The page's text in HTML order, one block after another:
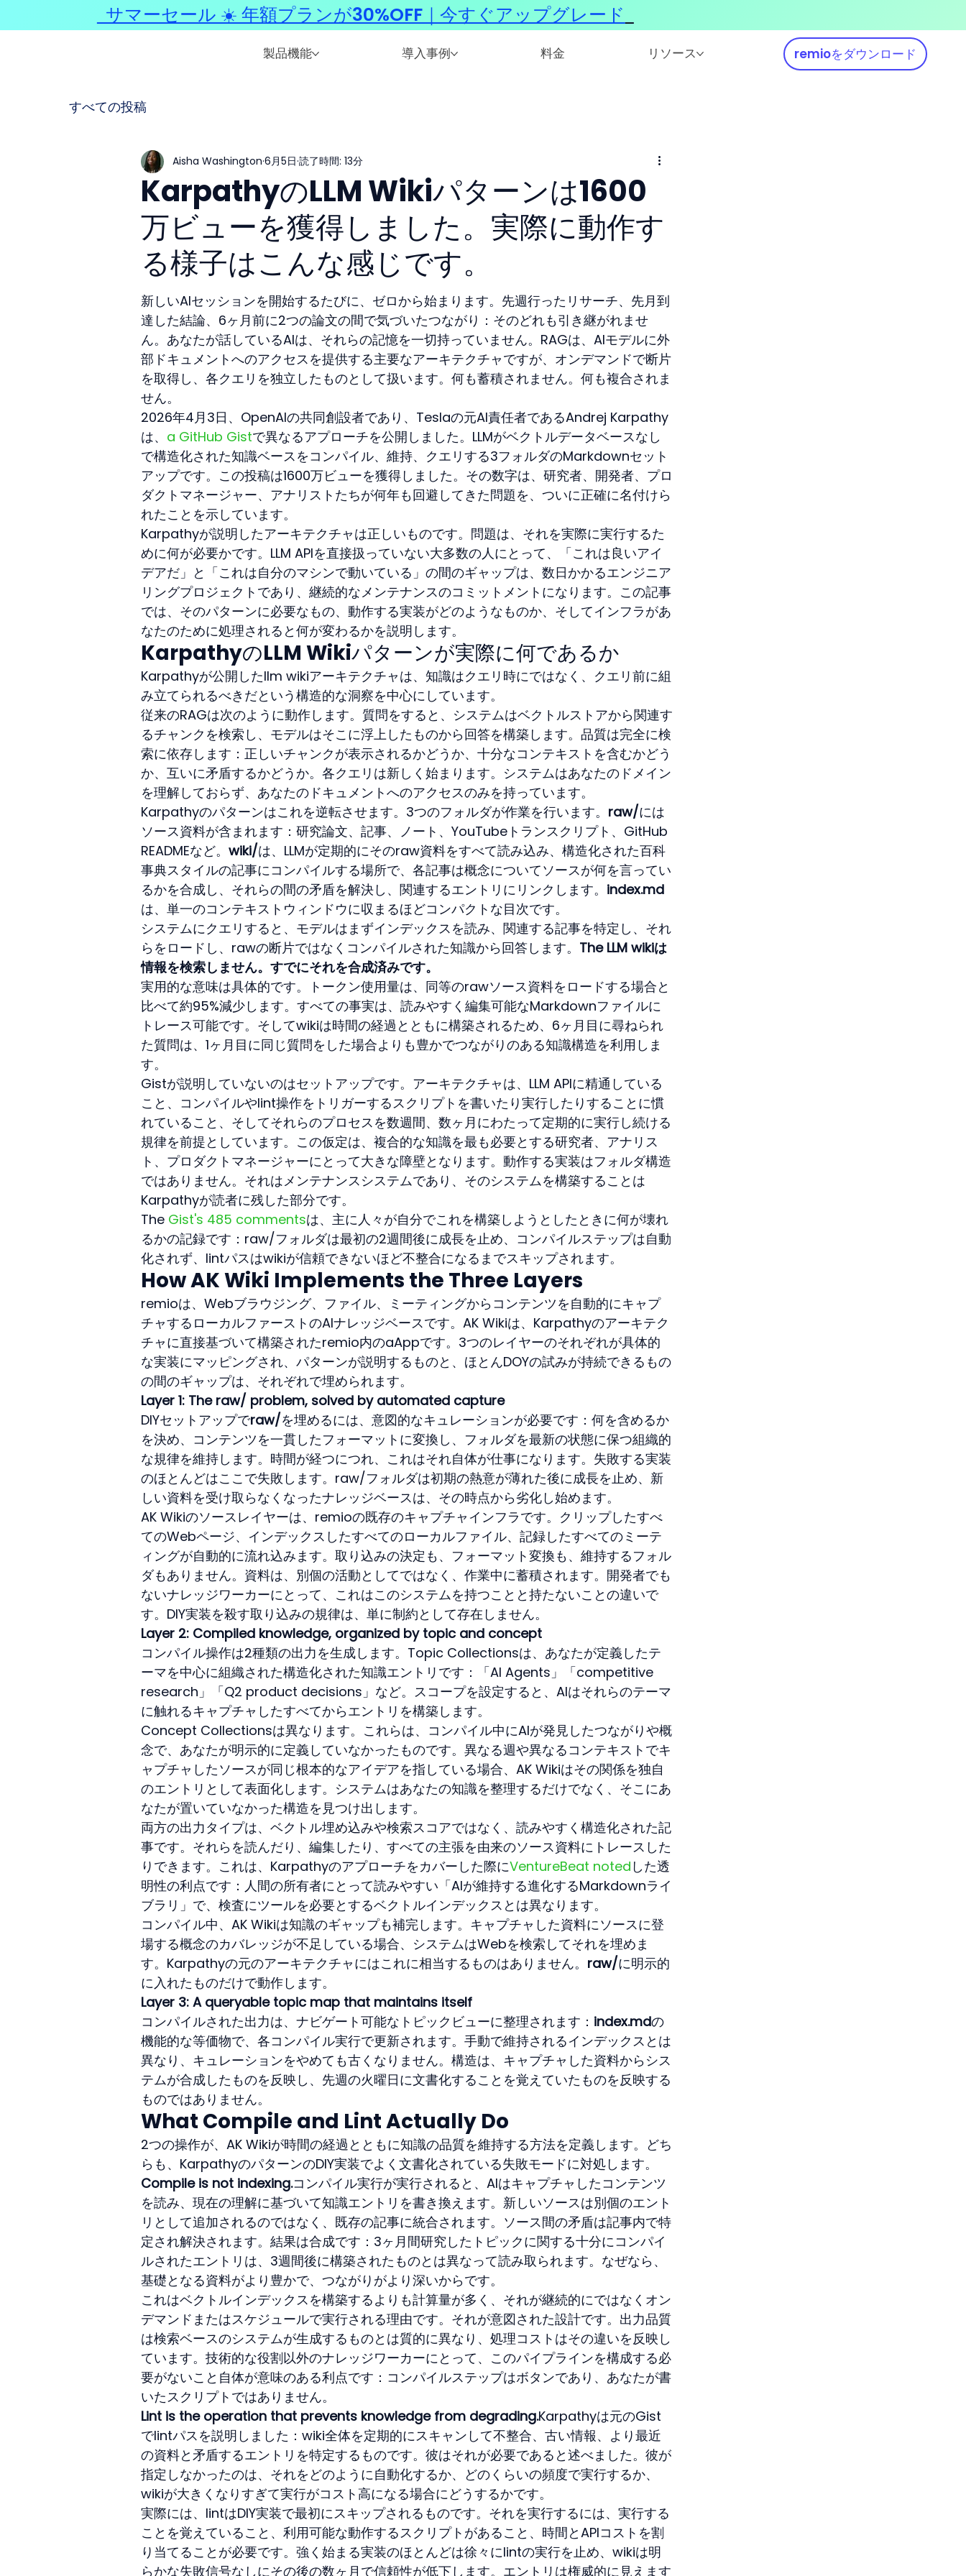
製品機能 導入事例 料金 リソース remioをダウンロード
すべての投稿
KarpathyのLLM Wikiパターンは1600
万ビューを獲得しました。実際に動作す
る様子はこんな感じです。
Aisha Washington 6月5日 読了時間: 13分
新しいAIセッションを開始するたびに、ゼロから始まります。先週行ったリサーチ、先月到
達した結論、6ヶ月前に2つの論文の間で気づいたつながり：そのどれも引き継がれませ
ん。あなたが話しているAIは、それらの記憶を一切持っていません。RAGは、AIモデルに外
部ドキュメントへのアクセスを提供する主要なアーキテクチャですが、オンデマンドで断片
を取得し、各クエリを独立したものとして扱います。何も蓄積されません。何も複合されま
せん。
2026年4月3日、OpenAIの共同創設者であり、Teslaの元AI責任者であるAndrej Karpathy
は、 a GitHub Gistで異なるアプローチを公開しました。LLMがベクトルデータベースなし
で構造化された知識ベースをコンパイル、維持、クエリする3フォルダのMarkdownセット
アップです。この投稿は1600万ビューを獲得しました。その数字は、研究者、開発者、プロ
ダクトマネージャー、アナリストたちが何年も回避してきた問題を、ついに正確に名付けら
れたことを示しています。
Karpathyが説明したアーキテクチャは正しいものです。問題は、それを実際に実行するた
めに何が必要かです。LLM APIを直接扱っていない大多数の人にとって、「これは良いアイ
デアだ」と「これは自分のマシンで動いている」の間のギャップは、数日かかるエンジニア
リングプロジェクトであり、継続的なメンテナンスのコミットメントになります。この記事
では、そのパターンに必要なもの、動作する実装がどのようなものか、そしてインフラがあ
なたのために処理されると何が変わるかを説明します。
KarpathyのLLM Wikiパターンが実際に何であるか
Karpathyが公開したllm wikiアーキテクチャは、知識はクエリ時にではなく、クエリ前に組
み立てられるべきだという構造的な洞察を中心にしています。
従来のRAGは次のように動作します。質問をすると、システムはベクトルストアから関連す
るチャンクを検索し、モデルはそこに浮上したものから回答を構築します。品質は完全に検
索に依存します：正しいチャンクが表示されるかどうか、十分なコンテキストを含むかどう
か、互いに矛盾するかどうか。各クエリは新しく始まります。システムはあなたのドメイン
を理解しておらず、あなたのドキュメントへのアクセスのみを持っています。
Karpathyのパターンはこれを逆転させます。3つのフォルダが作業を行います。 raw/には
ソース資料が含まれます：研究論文、記事、ノート、YouTubeトランスクリプト、GitHub
READMEなど。 wiki/は、LLMが定期的にそのraw資料をすべて読み込み、構造化された百科
事典スタイルの記事にコンパイルする場所で、各記事は概念についてソースが何を言ってい
るかを合成し、それらの間の矛盾を解決し、関連するエントリにリンクします。 index.md
は、単一のコンテキストウィンドウに収まるほどコンパクトな目次です。
システムにクエリすると、モデルはまずインデックスを読み、関連する記事を特定し、それ
らをロードし、rawの断片ではなくコンパイルされた知識から回答します。 The LLM wikiは
情報を検索しません。すでにそれを合成済みです。
実用的な意味は具体的です。トークン使用量は、同等のrawソース資料をロードする場合と
比べて約95%減少します。すべての事実は、読みやすく編集可能なMarkdownファイルに
トレース可能です。そしてwikiは時間の経過とともに構築されるため、6ヶ月目に尋ねられ
た質問は、1ヶ月目に同じ質問をした場合よりも豊かでつながりのある知識構造を利用しま
す。
Gistが説明していないのはセットアップです。アーキテクチャは、LLM APIに精通している
こと、コンパイルやlint操作をトリガーするスクリプトを書いたり実行したりすることに慣
れていること、そしてそれらのプロセスを数週間、数ヶ月にわたって定期的に実行し続ける
規律を前提としています。この仮定は、複合的な知識を最も必要とする研究者、アナリス
ト、プロダクトマネージャーにとって大きな障壁となります。動作する実装はフォルダ構造
ではありません。それはメンテナンスシステムであり、そのシステムを構築することは
Karpathyが読者に残した部分です。
The Gist's 485 commentsは、主に人々が自分でこれを構築しようとしたときに何が壊れ
るかの記録です：raw/フォルダは最初の2週間後に成長を止め、コンパイルステップは自動
化されず、lintパスはwikiが信頼できないほど不整合になるまでスキップされます。
How AK Wiki Implements the Three Layers
remioは、Webブラウジング、ファイル、ミーティングからコンテンツを自動的にキャプ
チャするローカルファーストのAIナレッジベースです。AK Wikiは、Karpathyのアーキテク
チャに直接基づいて構築されたremio内のaAppです。3つのレイヤーのそれぞれが具体的
な実装にマッピングされ、パターンが説明するものと、ほとんDOYの試みが持続できるもの
の間のギャップは、それぞれで埋められます。
Layer 1: The raw/ problem, solved by automated capture
DIYセットアップでraw/を埋めるには、意図的なキュレーションが必要です：何を含めるか
を決め、コンテンツを一貫したフォーマットに変換し、フォルダを最新の状態に保つ組織的
な規律を維持します。時間が経つにつれ、これはそれ自体が仕事になります。失敗する実装
のほとんどはここで失敗します。raw/フォルダは初期の熱意が薄れた後に成長を止め、新
しい資料を受け取らなくなったナレッジベースは、その時点から劣化し始めます。
AK Wikiのソースレイヤーは、remioの既存のキャプチャインフラです。クリップしたすべ
てのWebページ、インデックスしたすべてのローカルファイル、記録したすべてのミーテ
ィングが自動的に流れ込みます。取り込みの決定も、フォーマット変換も、維持するフォル
ダもありません。資料は、別個の活動としてではなく、作業中に蓄積されます。開発者でも
ないナレッジワーカーにとって、これはこのシステムを持つことと持たないことの違いで
す。DIY実装を殺す取り込みの規律は、単に制約として存在しません。
Layer 2: Compiled knowledge, organized by topic and concept
コンパイル操作は2種類の出力を生成します。Topic Collectionsは、あなたが定義したテ
ーマを中心に組織された構造化された知識エントリです：「AI Agents」「competitive
research」「Q2 product decisions」など。スコープを設定すると、AIはそれらのテーマ
に触れるキャプチャしたすべてからエントリを構築します。
Concept Collectionsは異なります。これらは、コンパイル中にAIが発見したつながりや概
念で、あなたが明示的に定義していなかったものです。異なる週や異なるコンテキストでキ
ャプチャしたソースが同じ根本的なアイデアを指している場合、AK Wikiはその関係を独自
のエントリとして表面化します。システムはあなたの知識を整理するだけでなく、そこにあ
なたが置いていなかった構造を見つけ出します。
両方の出力タイプは、ベクトル埋め込みや検索スコアではなく、読みやすく構造化された記
事です。それらを読んだり、編集したり、すべての主張を由来のソース資料にトレースした
りできます。これは、Karpathyのアプローチをカバーした際にVentureBeat noted した透
明性の利点です：人間の所有者にとって読みやすい「AIが維持する進化するMarkdownライ
ブラリ」で、検査にツールを必要とするベクトルインデックスとは異なります。
コンパイル中、AK Wikiは知識のギャップも補完します。キャプチャした資料にソースに登
場する概念のカバレッジが不足している場合、システムはWebを検索してそれを埋めま
す。Karpathyの元のアーキテクチャにはこれに相当するものはありません。 raw/に明示的
に入れたものだけで動作します。
Layer 3: A queryable topic map that maintains itself
コンパイルされた出力は、ナビゲート可能なトピックビューに整理されます： index.mdの
機能的な等価物で、各コンパイル実行で更新されます。手動で維持されるインデックスとは
異なり、キュレーションをやめても古くなりません。構造は、キャプチャした資料からシス
テムが合成したものを反映し、先週の火曜日に文書化することを覚えていたものを反映する
ものではありません。
What Compile and Lint Actually Do
2つの操作が、AK Wikiが時間の経過とともに知識の品質を維持する方法を定義します。どち
らも、KarpathyのパターンのDIY実装でよく文書化されている失敗モードに対処します。
Compile is not indexing.コンパイル実行が実行されると、AIはキャプチャしたコンテンツ
を読み、現在の理解に基づいて知識エントリを書き換えます。新しいソースは別個のエント
リとして追加されるのではなく、既存の記事に統合されます。ソース間の矛盾は記事内で特
定され解決されます。結果は合成です：3ヶ月間研究したトピックに関する十分にコンパイ
ルされたエントリは、3週間後に構築されたものとは異なって読み取られます。なぜなら、
基礎となる資料がより豊かで、つながりがより深いからです。
これはベクトルインデックスを構築するよりも計算量が多く、それが継続的にではなくオン
デマンドまたはスケジュールで実行される理由です。それが意図された設計です。出力品質
は検索ベースのシステムが生成するものとは質的に異なり、処理コストはその違いを反映し
ています。技術的な役割以外のナレッジワーカーにとって、このパイプラインを構成する必
要がないこと自体が意味のある利点です：コンパイルステップはボタンであり、あなたが書
いたスクリプトではありません。
Lint is the operation that prevents knowledge from degrading.Karpathyは元のGist
でlintパスを説明しました：wiki全体を定期的にスキャンして不整合、古い情報、より最近
の資料と矛盾するエントリを特定するものです。彼はそれが必要であると述べました。彼が
指定しなかったのは、それをどのように自動化するか、どのくらいの頻度で実行するか、
wikiが大きくなりすぎて実行がコスト高になる場合にどうするかです。
実際には、lintはDIY実装で最初にスキップされるものです。それを実行するには、実行する
ことを覚えていること、利用可能な動作するスクリプトがあること、時間とAPIコストを割
り当てることが必要です。強く始まる実装のほとんどは徐々にlintの実行を止め、wikiは明
らかな失敗信号なしにその後の数ヶ月で信頼性が低下します。エントリは権威的に見えます
サマーセール ☀️ 年額プランが30%OFF｜今すぐアップグレード